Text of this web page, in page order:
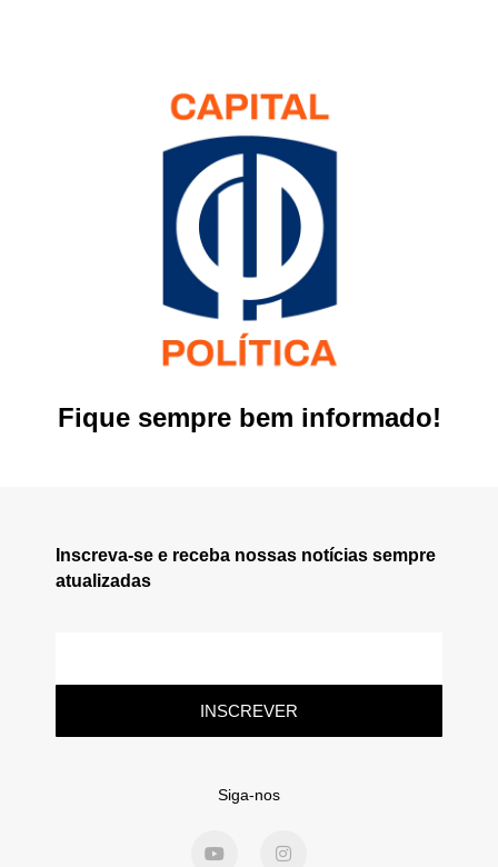
Fique sempre bem informado!
Inscreva-se e receba nossas notícias sempre
atualizadas
INSCREVER
Siga-nos